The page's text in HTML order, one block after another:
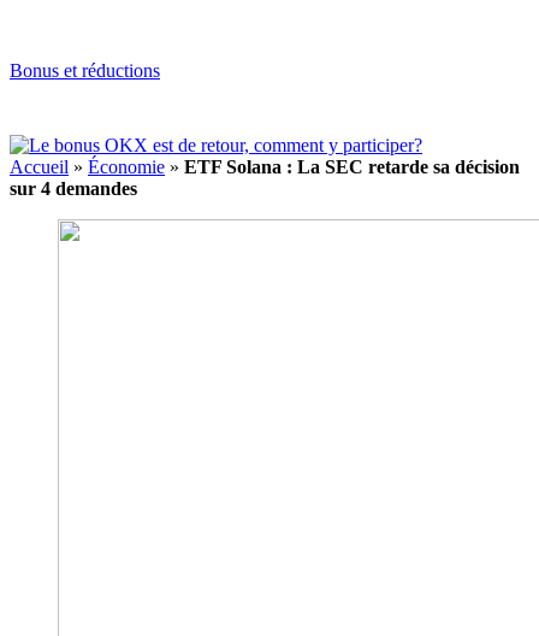
Bonus et réductions
Accueil » Économie » ETF Solana : La SEC retarde sa décision
sur 4 demandes